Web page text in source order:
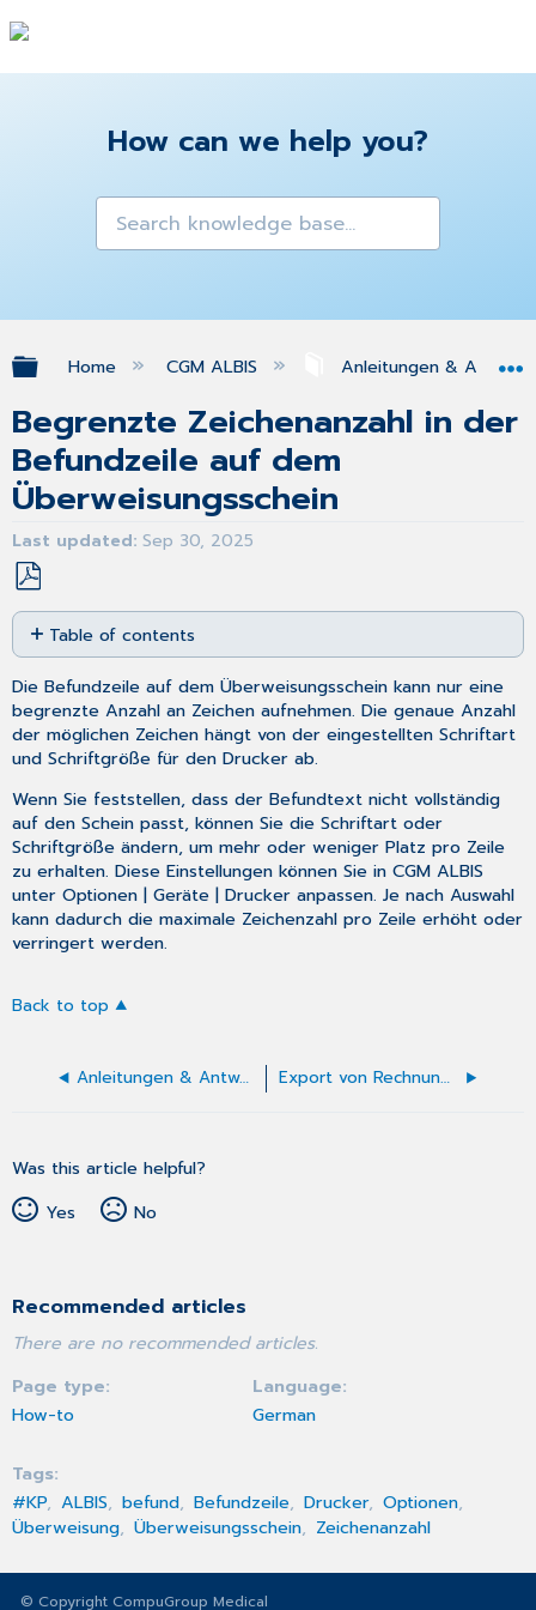
How can we help you?
Expand/collapse global hierarchy
Home CGM ALBIS Anleitungen &
Begrenzte Zeichenanzahl in der
Befundzeile auf dem
Überweisungsschein
Last updated Sep 30, 2025
Save
as
PDF
Table of contents
No
headers
Die Befundzeile auf dem Überweisungsschein kann nur eine
begrenzte Anzahl an Zeichen aufnehmen. Die genaue Anzahl
der möglichen Zeichen hängt von der eingestellten Schriftart
und Schriftgröße für den Drucker ab.
Wenn Sie feststellen, dass der Befundtext nicht vollständig
auf den Schein passt, können Sie die Schriftart oder
Schriftgröße ändern, um mehr oder weniger Platz pro Zeile
zu erhalten. Diese Einstellungen können Sie in CGM ALBIS
unter Optionen | Geräte | Drucker anpassen. Je nach Auswahl
kann dadurch die maximale Zeichenzahl pro Zeile erhöht oder
verringert werden.
Back to top
Anleitungen & Antworten Export von Rechnungsdaten (GDPDU)
Was this article helpful?
Yes
No
Recommended articles
There are no recommended articles.
Page type
How-to
Language
German
Tags
#KP ALBIS befund Befundzeile Drucker Optionen
Überweisung Überweisungsschein Zeichenanzahl
© Copyright CompuGroup Medical